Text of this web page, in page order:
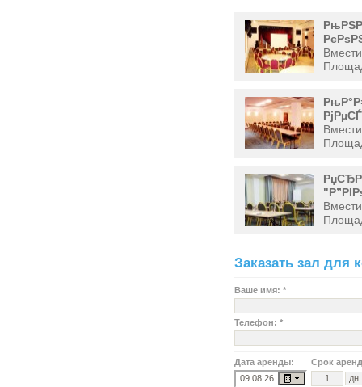
Заказать зал для
Ваше имя: *
Телефон: *
Дата аренды: Срок